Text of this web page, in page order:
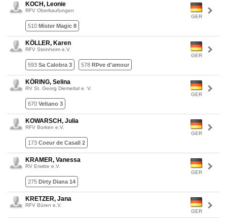
GER
KOCH, Leonie
RFV Oberkaufungen
510 Mister Magic 8
GER
KÖLLER, Karen
RFV Steinheim e.V.
593 Sa Calobra 3 578 RÞve d'amour
GER
KÖRING, Selina
RV St. Georg Diemeltal e. V.
670 Veltano 3
GER
KOWARSCH, Julia
RFV Borken e.V.
173 Coeur de Casall 2
GER
KRAMER, Vanessa
RV Erwitte e.V.
275 Dirty Diana 14
GER
KRETZER, Jana
RFV Büren e.V.